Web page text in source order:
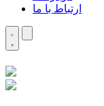
ارتباط با ما